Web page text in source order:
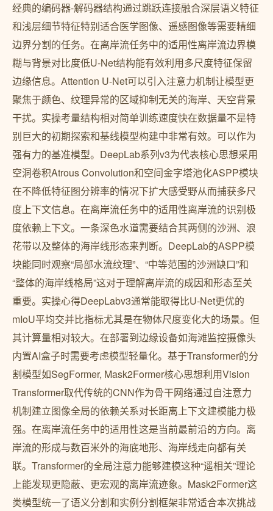
经典的编码器-解码器结构通过跳跃连接融合深层语义特征
和浅层细节特征特别适合医学图像、遥感图像等需要精细
边界分割的任务。在离岸流任务中的适用性离岸流边界模
糊与背景对比度低U-Net结构能有效利用多尺度特征保留
边缘信息。Attention U-Net可以引入注意力机制让模型更
聚焦于颜色、纹理异常的区域抑制无关的海岸、天空背景
干扰。实操考量结构相对简单训练速度快在数据量不是特
别巨大的初期探索和基线模型构建中非常有效。可以作为
强有力的基准模型。DeepLab系列v3为代表核心思想采用
空洞卷积Atrous Convolution和空间金字塔池化ASPP模块
在不降低特征图分辨率的情况下扩大感受野从而捕获多尺
度上下文信息。在离岸流任务中的适用性离岸流的识别极
度依赖上下文。一条深色水道需要结合其两侧的沙洲、浪
花带以及整体的海岸线形态来判断。DeepLab的ASPP模
块能同时观察“局部水流纹理”、“中等范围的沙洲缺口”和
“整体的海岸线格局”这对于理解离岸流的成因和形态至关
重要。实操心得DeepLabv3通常能取得比U-Net更优的
mIoU平均交并比指标尤其是在物体尺度变化大的场景。但
其计算量相对较大。在部署到边缘设备如海滩监控摄像头
内置AI盒子时需要考虑模型轻量化。基于Transformer的分
割模型如SegFormer, Mask2Former核心思想利用Vision
Transformer取代传统的CNN作为骨干网络通过自注意力
机制建立图像全局的依赖关系对长距离上下文建模能力极
强。在离岸流任务中的适用性这是当前最前沿的方向。离
岸流的形成与数百米外的海底地形、海岸线走向都有关
联。Transformer的全局注意力能够建模这种“遥相关”理论
上能发现更隐蔽、更宏观的离岸流迹象。Mask2Former这
类模型统一了语义分割和实例分割框架非常适合本次挑战